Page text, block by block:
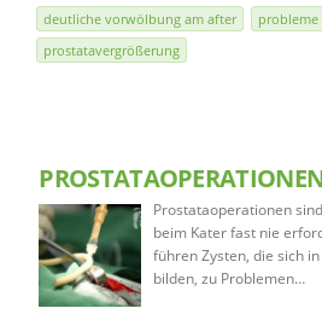
deutliche vorwölbung am after
probleme
prostatavergrößerung
Prostataoperationen
beim Kater fast nie
führen Zysten, die sich
bilden, zu Problemen…